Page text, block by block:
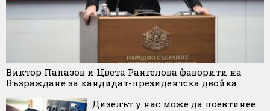
Виктор Папазов и Цвета Рангелова фаворити на
Възраждане за кандидат-президентска двойка
Дизелът у нас може да поевтинее